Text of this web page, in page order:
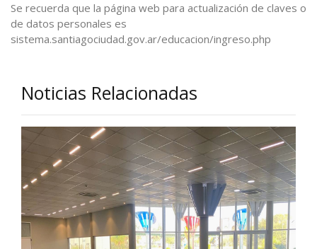
Se recuerda que la página web para actualización de claves o
de datos personales es
sistema.santiagociudad.gov.ar/educacion/ingreso.php
Noticias Relacionadas